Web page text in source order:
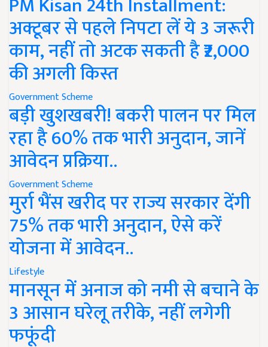
अक्टूबर से पहले निपटा लें ये 3 जरूरी
काम, नहीं तो अटक सकती है ₹2,000
की अगली किस्त
Government Scheme
बड़ी खुशखबरी! बकरी पालन पर मिल
रहा है 60% तक भारी अनुदान, जानें
आवेदन प्रक्रिया..
Government Scheme
मुर्रा भैंस खरीद पर राज्य सरकार देंगी
75% तक भारी अनुदान, ऐसे करें
योजना में आवेदन..
Lifestyle
मानसून में अनाज को नमी से बचाने के
3 आसान घरेलू तरीके, नहीं लगेगी
फफूंदी